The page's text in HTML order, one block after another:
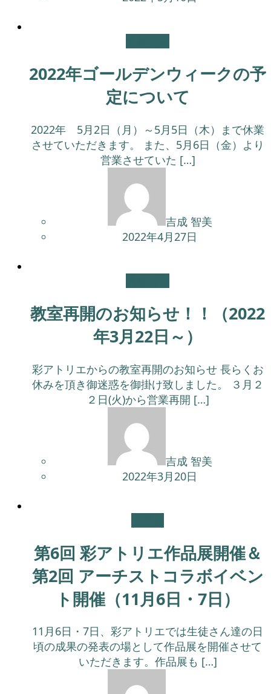
2022年ゴールデンウィークの予
定について
2022年 5月2日（月）～5月5日（木）まで休業
させていただきます。 また、5月6日（金）より
営業させていた […]
吉成 智美
2022年4月27日
教室再開のお知らせ！！（2022
年3月22日～）
彩アトリエからの教室再開のお知らせ 長らくお
休みを頂き御迷惑を御掛け致しました。 ３月２
２日(火)から営業再開 […]
吉成 智美
2022年3月20日
第6回 彩アトリエ作品展開催＆
第2回 アーチストコラボイベン
ト開催（11月6日・7日）
11月6日・7日、彩アトリエでは生徒さん達の日
頃の成果の発表の場として作品展を開催させて
いただきます。作品展も […]